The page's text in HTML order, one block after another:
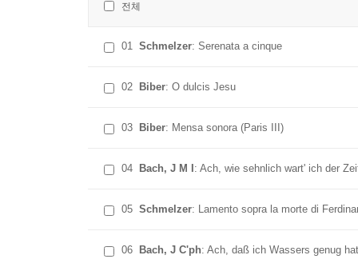
전체
01 Schmelzer: Serenata a cinque
02 Biber: O dulcis Jesu
03 Biber: Mensa sonora (Paris III)
04 Bach, J M I : Ach, wie sehnlich wart' ich der
05 Schmelzer: Lamento sopra la morte di
06 Bach, J C'ph: Ach, daß ich Wassers genug